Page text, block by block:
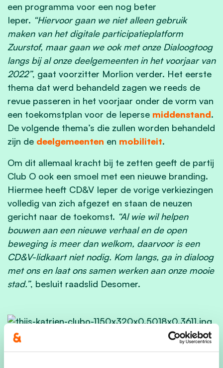
een programma voor een nog beter
Ieper. “Hiervoor gaan we niet alleen gebruik
maken van het digitale participatieplatform
Zuurstof, maar gaan we ook met onze Dialoogtoog
langs bij al onze deelgemeenten in het voorjaar van
2022”, gaat voorzitter Morlion verder. Het eerste
thema dat werd behandeld zagen we reeds de
revue passeren in het voorjaar onder de vorm van
een toekomstplan voor de Ieperse middenstand.
De volgende thema’s die zullen worden behandeld
zijn de deelgemeenten en mobiliteit.
Om dit allemaal kracht bij te zetten geeft de partij
Club O ook een smoel met een nieuwe branding.
Hiermee heeft CD&V Ieper de vorige verkiezingen
volledig van zich afgezet en staan de neuzen
gericht naar de toekomst. “Al wie wil helpen
bouwen aan een nieuwe verhaal en de open
beweging is meer dan welkom, daarvoor is een
CD&V-lidkaart niet nodig. Kom langs, ga in dialoog
met ons en laat ons samen werken aan onze mooie
stad.”, besluit raadslid Desomer.